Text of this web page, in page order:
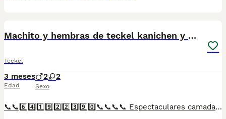
Machito y hembras de teckel kanichen y miniatura
Teckel
3 meses
Edad
2 2
Sexo
📞📞6️⃣4️⃣1️⃣9️⃣2️⃣2️⃣3️⃣9️⃣0️⃣📞📞📞📞 Espectaculares camadas de perritos de teckel miniatura y kanichén nacionales descendientes de las mejores líneas de sangre. Disponibles tanto hembras como machos. Las camadas están bajo supervisión veterinaria desde su nacimiento hasta que son entregadas a su nueva familia. Criados por un equipo de profesionales y mejores personas que, con más de 20 años de experiencia , cuidan a los animales por vocación, aplicando una cría ética y responsable para que cada cachorro se desarrolle con la mejor salud y con un buen temperamento. Todos los cachorritos se entregan con unos dos meses y medio de edad y sus vacunas correspondientes, desparasitados interna y externamente, con certificado de salud, y garantía tanto por enfermedad vírica como congénito genética. Posibilidad de entregar en toda España mediante transporte propio preparado para animales y con chofer privado. Los precios pueden variar según las características y morfología de cada cachorro. Añádenos al whats app o llámanos, y encantados atenderemos todas tus dudas y consultas. Teléfono / Whats app: 641 92 23 90